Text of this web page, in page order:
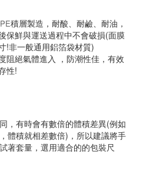
積層製造，耐酸、耐鹼、耐油，
保鮮與運送過程中不會破損(面膜
!非一般通用鋁箔袋材質)
阻絕氣體進入 ，防潮性佳，有效
性!
，有時會有數倍的體積差異(例如
體積就相差數倍)，所以建議將手
著套量，選用適合的的包裝尺